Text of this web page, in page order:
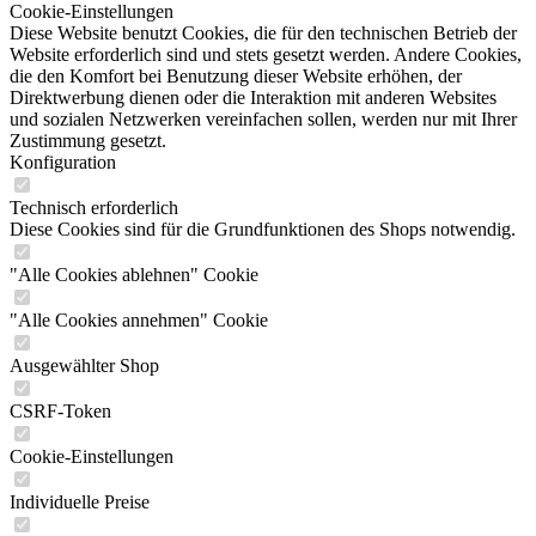
Cookie-Einstellungen
Diese Website benutzt Cookies, die für den technischen Betrieb der
Website erforderlich sind und stets gesetzt werden. Andere Cookies,
die den Komfort bei Benutzung dieser Website erhöhen, der
Direktwerbung dienen oder die Interaktion mit anderen Websites
und sozialen Netzwerken vereinfachen sollen, werden nur mit Ihrer
Zustimmung gesetzt.
Konfiguration
Technisch erforderlich
Diese Cookies sind für die Grundfunktionen des Shops notwendig.
"Alle Cookies ablehnen" Cookie
"Alle Cookies annehmen" Cookie
Ausgewählter Shop
CSRF-Token
Cookie-Einstellungen
Individuelle Preise